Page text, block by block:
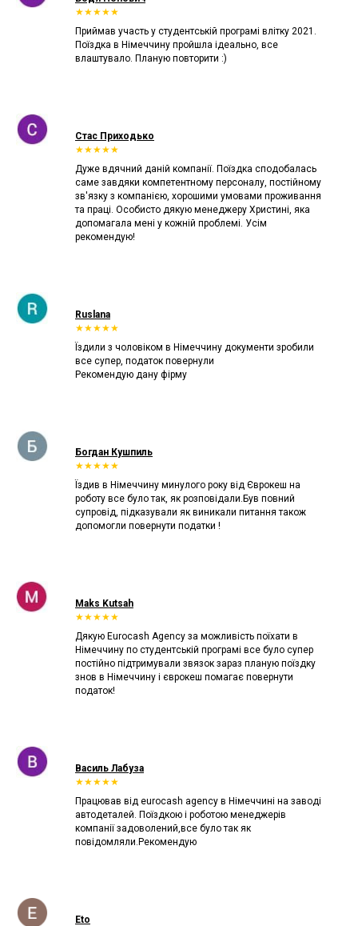
★★★★★
Приймав участь у студентській програмі влітку 2021.
Поїздка в Німеччину пройшла ідеально, все
влаштувало. Планую повторити :)
Стас Приходько
★★★★★
Дуже вдячний даній компанії. Поїздка сподобалась
саме завдяки компетентному персоналу, постійному
зв'язку з компанією, хорошими умовами проживання
та праці. Особисто дякую менеджеру Христині, яка
допомагала мені у кожній проблемі. Усім
рекомендую!
Ruslana
★★★★★
Їздили з чоловіком в Німеччину документи зробили
все супер, податок повернули
Рекомендую дану фірму
Богдан Кушпиль
★★★★★
Їздив в Німеччину минулого року від Єврокеш на
роботу все було так, як розповідали.Був повний
супровід, підказували як виникали питання також
допомогли повернути податки !
Maks Kutsah
★★★★★
Дякую Eurocash Agency за можливість поїхати в
Німеччину по студентській програмі все було супер
постійно підтримували звязок зараз планую поїздку
знов в Німеччину і єврокеш помагає повернути
податок!
Василь Лабуза
★★★★★
Працював від eurocash agency в Німеччині на заводі
автодеталей. Поїздкою і роботою менеджерів
компанії задоволений,все було так як
повідомляли.Рекомендую
Eto